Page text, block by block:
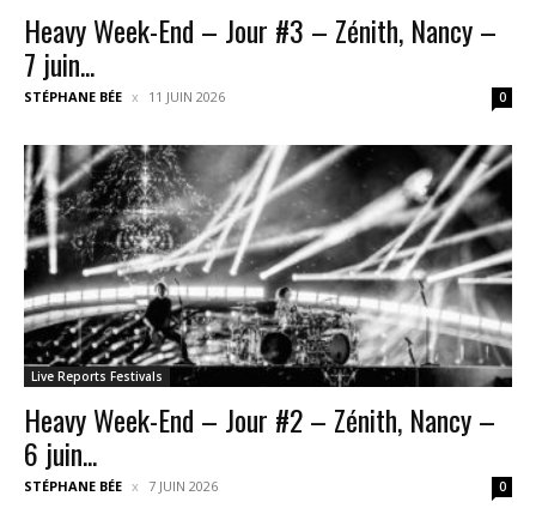
Heavy Week-End – Jour #3 – Zénith, Nancy –
7 juin...
STÉPHANE BÉE 11 JUIN 2026 0
Live Reports Festivals
Heavy Week-End – Jour #2 – Zénith, Nancy –
6 juin...
STÉPHANE BÉE 7 JUIN 2026 0